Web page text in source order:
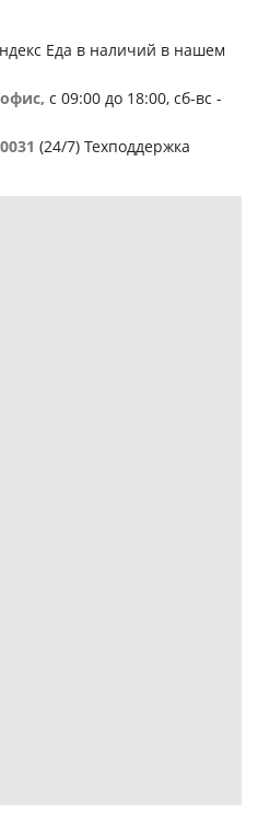
Еда в наличий в нашем
с 09:00 до 18:00, сб-вс -
(24/7) Техподдержка